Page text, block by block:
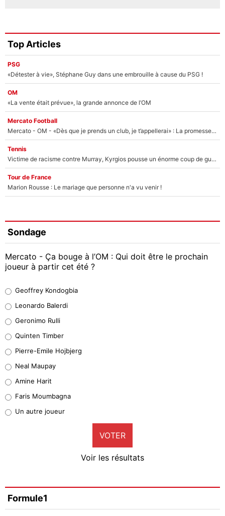
Top Articles
PSG
«Détester à vie», Stéphane Guy dans une embrouille à cause du PSG !
OM
«La vente était prévue», la grande annonce de l’OM
Mercato Football
Mercato - OM - «Dès que je prends un club, je t’appellerai» : La promesse de Marcelino au moment de claquer la porte
Tennis
Victime de racisme contre Murray, Kyrgios pousse un énorme coup de gueule !
Tour de France
Marion Rousse : Le mariage que personne n'a vu venir !
Sondage
Mercato - Ça bouge à l’OM : Qui doit être le prochain
joueur à partir cet été ?
37%
32%
5%
1%
9%
Faris Moumbagna
4%
Geoffrey Kondogbia
Leonardo Balerdi
Geronimo Rulli
Quinten Timber
Pierre-Emile Hojbjerg
Neal Maupay
Amine Harit
Faris Moumbagna
Un autre joueur
VOTER
Voir les résultats
Formule1